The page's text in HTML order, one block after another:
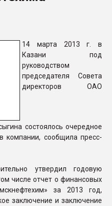
ПЕРЕЙТИ НА
14 марта 2013 г. в
Казани под
руководством
председателя Совета
директоров ОАО
состоялось очередное
компании, сообщила пресс-
утвердил годовую
числе отчет о финансовых
за 2013 год,
заключение и заключение